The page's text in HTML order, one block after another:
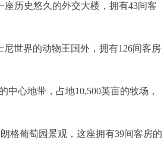
历史悠久的外交大楼，拥有43间客
世界的动物王国外，拥有126间客房
中心地带，占地10,500英亩的牧场，
格葡萄园景观，这座拥有39间客房的